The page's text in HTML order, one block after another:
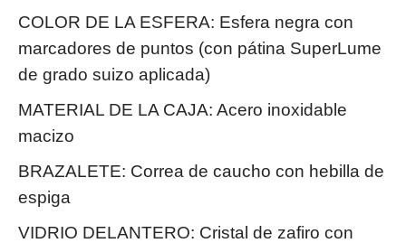
COLOR DE LA ESFERA: Esfera negra con
marcadores de puntos (con pátina SuperLume
de grado suizo aplicada)
MATERIAL DE LA CAJA: Acero inoxidable
macizo
BRAZALETE: Correa de caucho con hebilla de
espiga
VIDRIO DELANTERO: Cristal de zafiro con